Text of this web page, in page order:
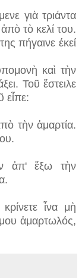
γιὰ τριάντα
τὸ κελί του.
πήγαινε έκεί
καὶ τὴν
Τοῦ ἔστειλε
εἶπε:
τὴν ἁμαρτία.
ἀπ' ἔξω τὴν
ἶνα μὴ
μου ἁμαρτωλός,